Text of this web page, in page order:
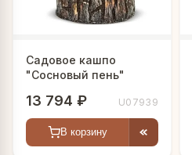
Садовое кашпо
"Сосновый пень"
13 794 ₽ U07939
В корзину